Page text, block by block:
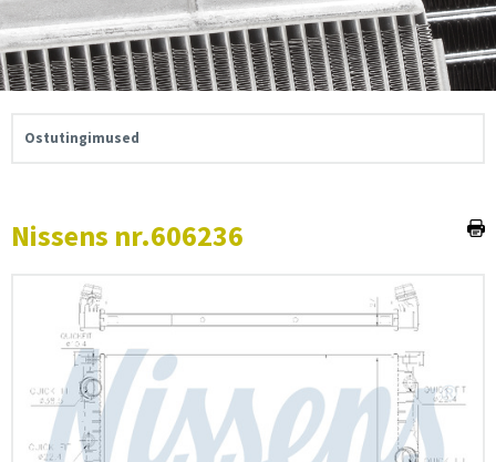
Ostutingimused
Nissens nr.606236